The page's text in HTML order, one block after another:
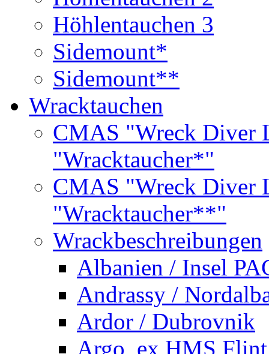
Höhlentauchen 3
Sidemount*
Sidemount**
Wracktauchen
CMAS "Wreck Diver
"Wracktaucher*"
CMAS "Wreck Diver
"Wracktaucher**"
Wrackbeschreibungen
Albanien / Insel
Andrassy /
Ardor / Dubrovnik
Argo, ex HMS